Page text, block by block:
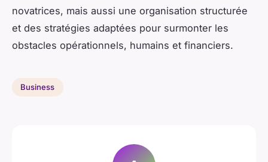
novatrices, mais aussi une organisation structurée
et des stratégies adaptées pour surmonter les
obstacles opérationnels, humains et financiers.
Business